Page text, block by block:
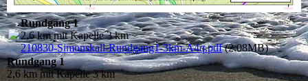
Rundgang 1
2,6 km mit Kapelle 3 km
210830-Simonskall-Rundgang1-3km-A4q.pdf(2.08MB)
Rundgang 1
2,6 km mit Kapelle 3 km